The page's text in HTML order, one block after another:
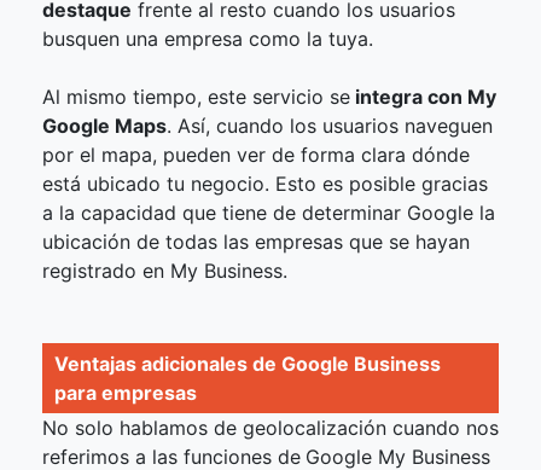
destaque frente al resto cuando los usuarios
busquen una empresa como la tuya.
Al mismo tiempo, este servicio se integra con My
Google Maps. Así, cuando los usuarios naveguen
por el mapa, pueden ver de forma clara dónde
está ubicado tu negocio. Esto es posible gracias
a la capacidad que tiene de determinar Google la
ubicación de todas las empresas que se hayan
registrado en My Business.
Ventajas adicionales de Google Business
para empresas
No solo hablamos de geolocalización cuando nos
referimos a las funciones de Google My Business